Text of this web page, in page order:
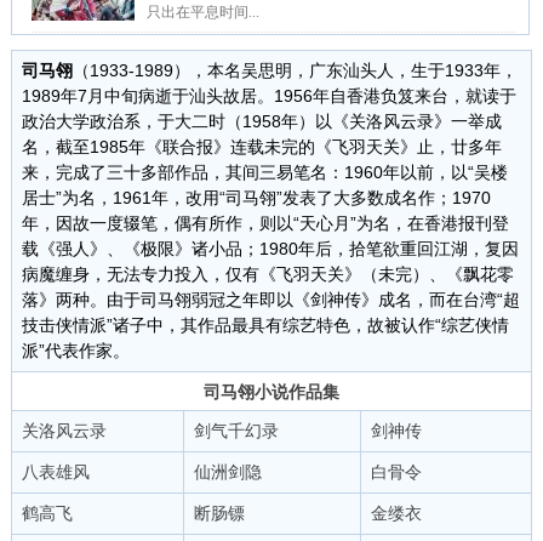
只出在平息时间...
司马翎（1933-1989），本名吴思明，广东汕头人，生于1933年，
1989年7月中旬病逝于汕头故居。1956年自香港负笈来台，就读于
政治大学政治系，于大二时（1958年）以《关洛风云录》一举成
名，截至1985年《联合报》连载未完的《飞羽天关》止，廿多年
来，完成了三十多部作品，其间三易笔名：1960年以前，以“吴楼
居士”为名，1961年，改用“司马翎”发表了大多数成名作；1970
年，因故一度辍笔，偶有所作，则以“天心月”为名，在香港报刊登
载《强人》、《极限》诸小品；1980年后，拾笔欲重回江湖，复因
病魔缠身，无法专力投入，仅有《飞羽天关》（未完）、《飘花零
落》两种。由于司马翎弱冠之年即以《剑神传》成名，而在台湾“超
技击侠情派”诸子中，其作品最具有综艺特色，故被认作“综艺侠情
派”代表作家。
司马翎小说作品集
关洛风云录
剑气千幻录 剑神传
八表雄风 仙洲剑隐 白骨令
鹤高飞 断肠镖 金缕衣